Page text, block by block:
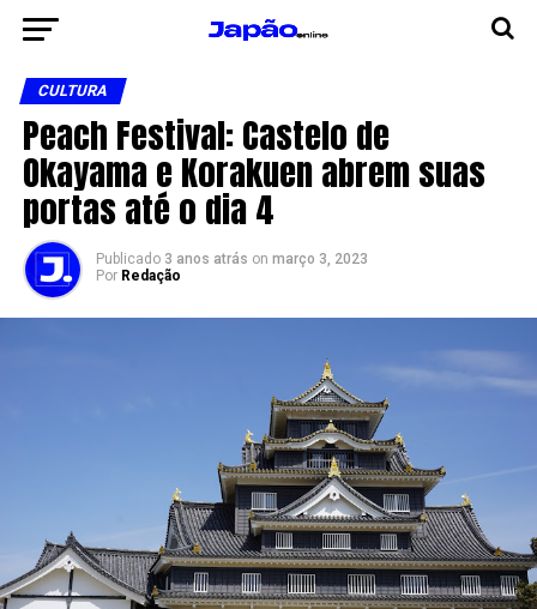
CULTURA
Peach Festival: Castelo de
Okayama e Korakuen abrem suas
portas até o dia 4
Publicado 3 anos atrás on março 3, 2023
Por Redação